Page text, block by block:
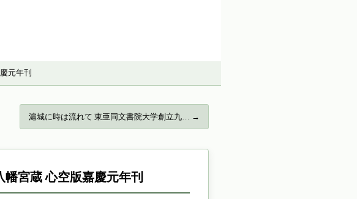
元年刊
滬城に時は流れて 東亜同文書院大学創立九… →
宮蔵 心空版嘉慶元年刊